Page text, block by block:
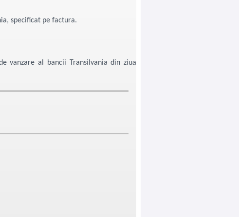
specificat pe factura.
vanzare al bancii Transilvania din ziua